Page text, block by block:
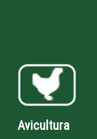
Avicultura